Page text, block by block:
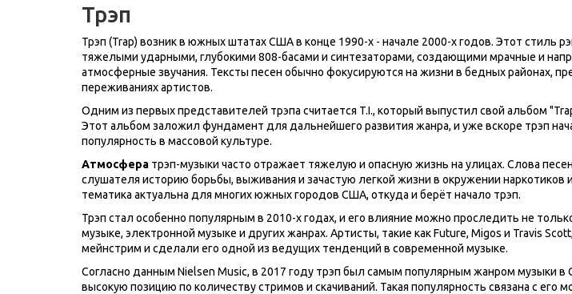
Трэп
Трэп (Trap) возник в южных штатах США в конце 1990-х - начале 2000-х годов. Этот стиль
тяжелыми ударными, глубокими 808-басами и синтезаторами, создающими мрачные и
атмосферные звучания. Тексты песен обычно фокусируются на жизни в бедных районах,
переживаниях артистов.
Одним из первых представителей трэпа считается T.I., который выпустил свой альбом
Этот альбом заложил фундамент для дальнейшего развития жанра, и уже вскоре трэп
популярность в массовой культуре.
Атмосфера трэп-музыки часто отражает тяжелую и опасную жизнь на улицах. Слова
слушателя историю борьбы, выживания и зачастую легкой жизни в окружении наркотиков
тематика актуальна для многих южных городов США, откуда и берёт начало трэп.
Трэп стал особенно популярным в 2010-х годах, и его влияние можно проследить не
музыке, электронной музыке и других жанрах. Артисты, такие как Future, Migos и Travis
мейнстрим и сделали его одной из ведущих тенденций в современной музыке.
Согласно данным Nielsen Music, в 2017 году трэп был самым популярным жанром музыки в
высокую позицию по количеству стримов и скачиваний. Такая популярность связана с его